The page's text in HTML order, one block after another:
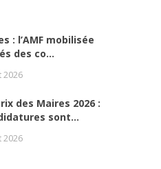
: l’AMF mobilisée
des co...
2026
des Maires 2026 :
sont...
2026